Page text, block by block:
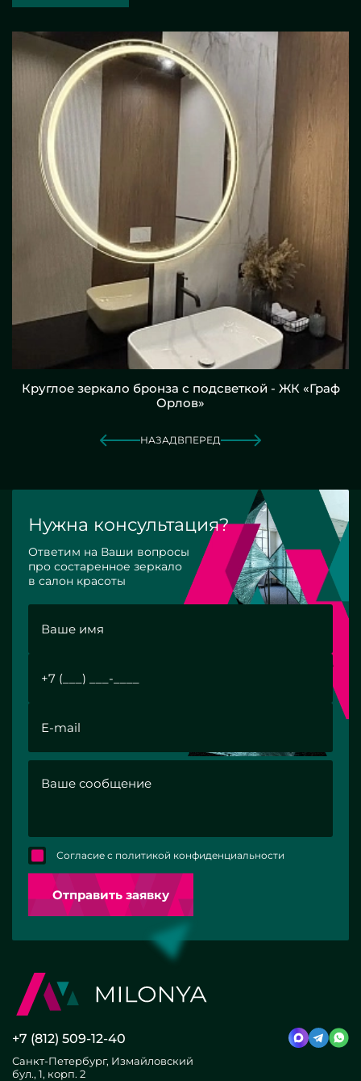
Круглое зеркало бронза с подсветкой - ЖК «Граф
Орлов»
НАЗАДВПЕРЕД
Нужна консультация?
Ответим на Ваши вопросы
про состаренное зеркало
в салон красоты
Согласие с политикой конфиденциальности
Отправить заявку
+7 (812) 509-12-40
Санкт-Петербург, Измайловский
бул., 1, корп. 2